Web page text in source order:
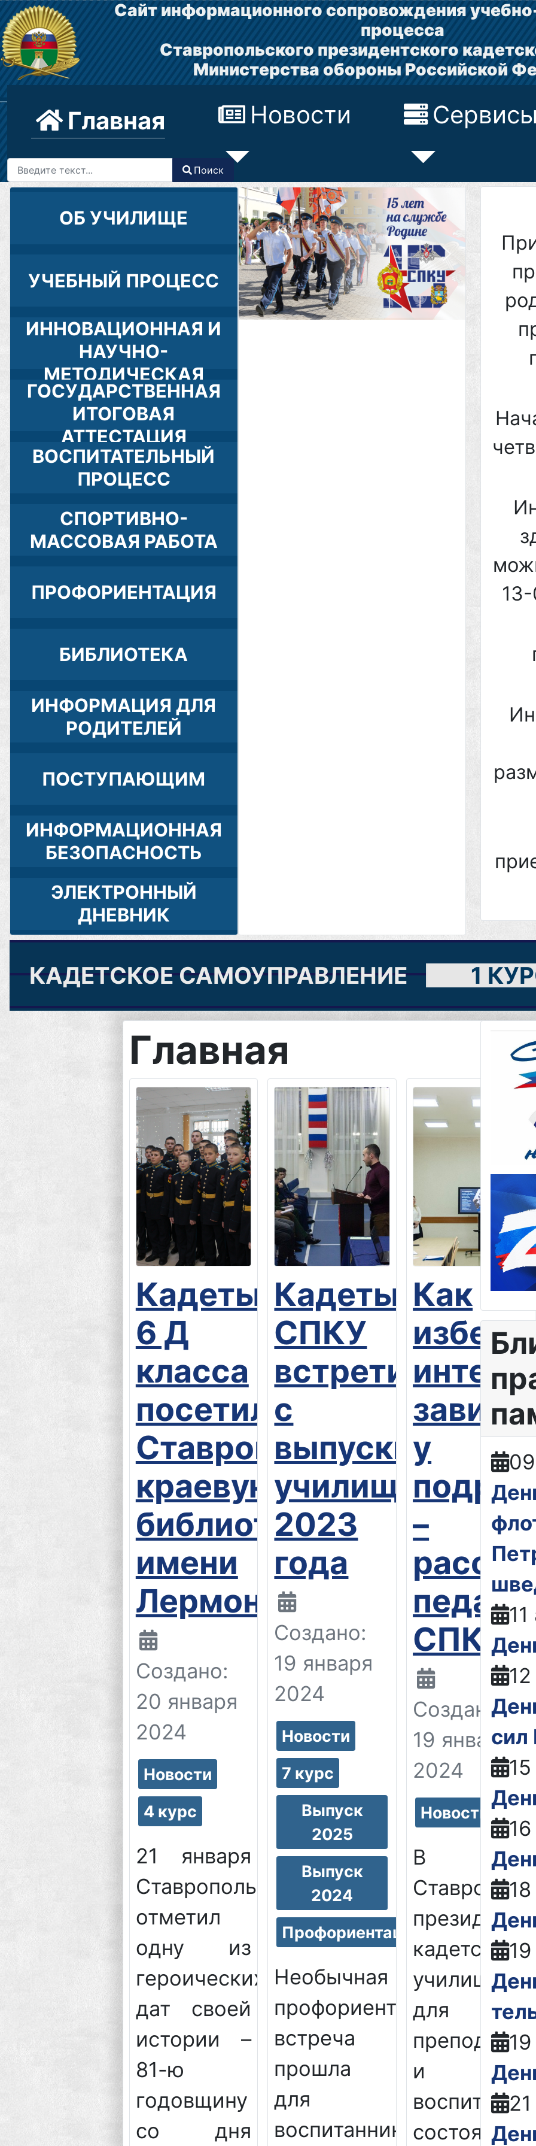
Сайт информационного сопровождения
процесса
Ставропольского президентского
Министерства обороны Российской
Главная Новости
Поиск
Type 2 or more characters for results.
Поиск
ОБ УЧИЛИЩЕ
УЧЕБНЫЙ ПРОЦЕСС
ИННОВАЦИОННАЯ И
НАУЧНО-
МЕТОДИЧЕСКАЯ
ДЕЯТЕЛЬНОСТЬ
ГОСУДАРСТВЕННАЯ
ИТОГОВАЯ
АТТЕСТАЦИЯ
ВОСПИТАТЕЛЬНЫЙ
ПРОЦЕСС
СПОРТИВНО-
МАССОВАЯ РАБОТА
ПРОФОРИЕНТАЦИЯ
БИБЛИОТЕКА
ИНФОРМАЦИЯ ДЛЯ
РОДИТЕЛЕЙ
ПОСТУПАЮЩИМ
ИНФОРМАЦИОННАЯ
БЕЗОПАСНОСТЬ
ЭЛЕКТРОННЫЙ
ДНЕВНИК
КАДЕТСКОЕ САМОУПРАВЛЕНИЕ 1
Главная
Кадеты
6 Д
класса
посетили
Ставропольскую
краевую
библиотеку
имени
Лермонтова
Создано:
20 января
2024
Новости
4 курс
21 января
Ставрополь
отметил
одну из
героических
дат своей
истории –
81-ю
годовщину
со дня
Кадеты
СПКУ
встретились
с
выпускниками
училища
2023
года
Создано:
19 января
2024
Новости
7 курс
Выпуск
2025
Выпуск
2024
Профориентация
Необычная
профориентационная
встреча
прошла
для
воспитанников
Как
у
–
СПКУ
Создано:
19 января
2024
Новости
В
кадетском
училище
для
и
состоялось
сил